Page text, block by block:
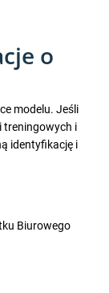
o
modelu. Jeśli
treningowych i
identyfikację i
Biurowego